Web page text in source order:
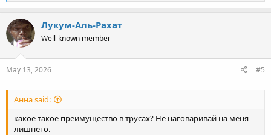
a
c
t
i
o
n
s
Лукум-Аль-Рахат
Well-known member
May 13, 2026 #5
Анна said:
какое такое преимущество в трусах? Не наговаривай на меня
лишнего.